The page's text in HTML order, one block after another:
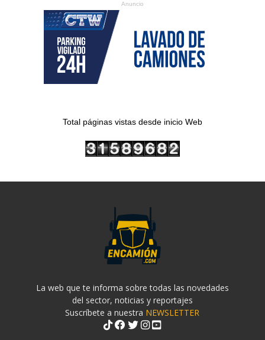
Anuncio
Total páginas vistas desde inicio Web
La web que te informa sobre todas las novedades
del sector, noticias y reportajes
Suscríbete a nuestra NEWSLETTER